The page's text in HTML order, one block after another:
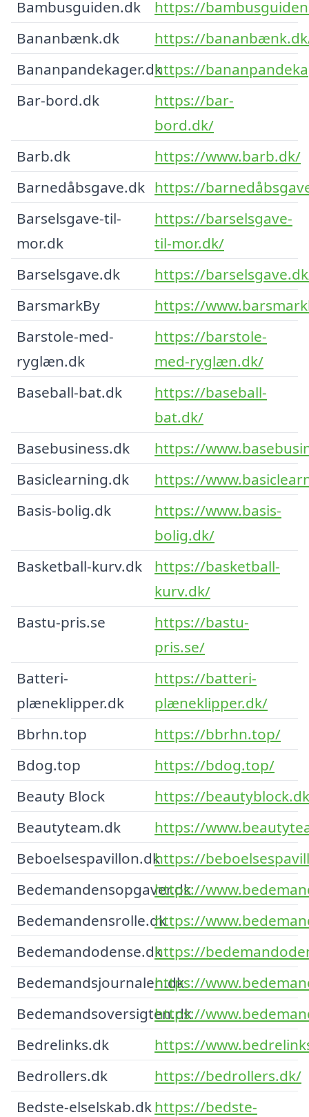
Bambusguiden.dk
https://
Bananbænk.dk
https://
Bananpandekager.dkhttps://
Bar-bord.dk
https://bar-
bord.dk/
Barb.dk
https://www.barb.dk/
Barnedåbsgave.dk https://
Barselsgave-til-
mor.dk
https://barselsgave-
til-mor.dk/
Barselsgave.dk
https://
BarsmarkBy
https://
Barstole-med-
ryglæn.dk
https://barstole-
med-ryglæn.dk/
Baseball-bat.dk
https://baseball-
bat.dk/
Basebusiness.dk
https://
Basiclearning.dk
https://
Basis-bolig.dk
https://www.basis-
bolig.dk/
Basketball-kurv.dk
https://basketball-
kurv.dk/
Bastu-pris.se
https://bastu-
pris.se/
Batteri-
plæneklipper.dk
https://batteri-
plæneklipper.dk/
Bbrhn.top
https://bbrhn.top/
Bdog.top
https://bdog.top/
Beauty Block
https://
Beautyteam.dk
https://
Beboelsespavillon.dkhttps://
Bedemandensopgaver.dk
https://
Bedemandensrolle.dkhttps://
Bedemandodense.dkhttps://
Bedemandsjournalen.dk
https://
Bedemandsoversigten.dk
https://
Bedrelinks.dk
https://
Bedrollers.dk
https://bedrollers.dk/
Bedste-elselskab.dkhttps://bedste-